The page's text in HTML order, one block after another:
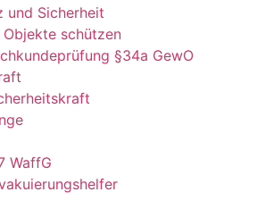
und Sicherheit
Objekte schützen
§34a GewO
WaffG